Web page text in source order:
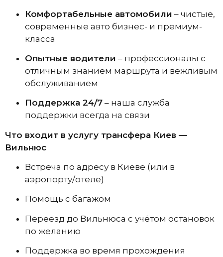
Комфортабельные автомобили – чистые,
современные авто бизнес- и премиум-
класса
Опытные водители – профессионалы с
отличным знанием маршрута и вежливым
обслуживанием
Поддержка 24/7 – наша служба
поддержки всегда на связи
Что входит в услугу трансфера Киев —
Вильнюс
Встреча по адресу в Киеве (или в
аэропорту/отеле)
Помощь с багажом
Переезд до Вильнюса с учётом остановок
по желанию
Поддержка во время прохождения